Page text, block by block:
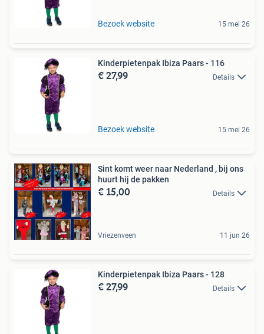
Bezoek website 15 mei 26
Kinderpietenpak Ibiza Paars - 116
€ 27,99 Details
Bezoek website 15 mei 26
Sint komt weer naar Nederland , bij ons
huurt hij de pakken
€ 15,00 Details
Vriezenveen 11 jun 26
Kinderpietenpak Ibiza Paars - 128
€ 27,99 Details